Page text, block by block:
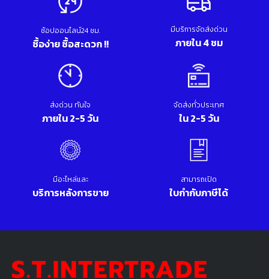
ช้อปออนไลน์24 ชม.
ซื้อง่าย ซื้อสะดวก !!
มีบริการจัดส่งด่วน
ภายใน 4 ชม
ส่งด่วน ทันใจ
ภายใน 2-5 วัน
จัดส่งทั่วประเทศ
ใน 2-5 วัน
มีอะไหล่และ
บริการหลังการขาย
สามารถเปิด
ใบกำกับภาษีได้